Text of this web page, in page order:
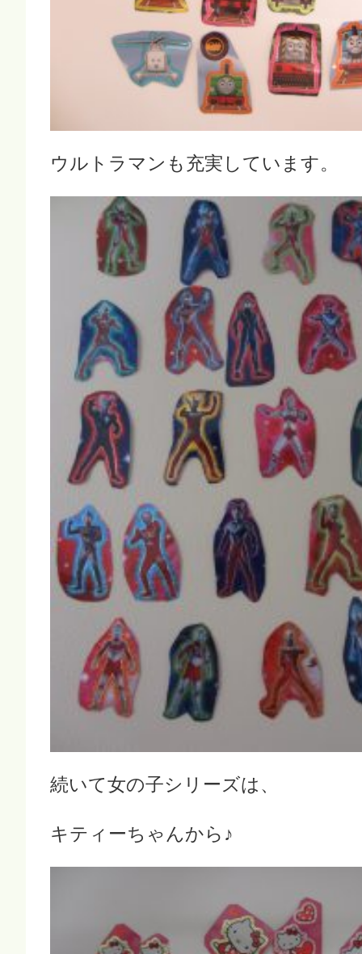
ウルトラマンも充実しています。
続いて女の子シリーズは、
キティーちゃんから♪